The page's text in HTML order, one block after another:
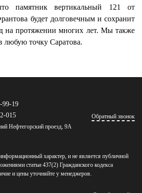
памятник вертикальный 121 от
будет долговечным и сохранит
на протяжении многих лет. Мы также
любую точку Саратова.
99-19
015
Нефтегорский проезд, 9А
Обратный звонок
характер, и не является публичной
статьи 437(2) Гражданского кодекса
и цены уточняйте у менеджеров.